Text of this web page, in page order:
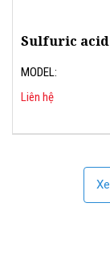
Sulfuric acid
MODEL:
Liên hệ